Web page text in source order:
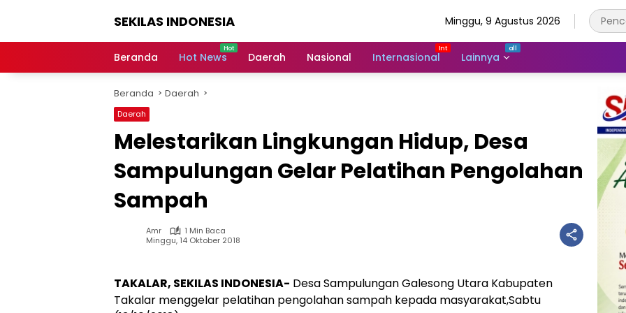
SEKILAS INDONESIA
Terkini,
Latest
World,
Headlines,
News
Minggu, 9 Agustus 2026
Beranda Hot News Daerah Nasional Internasional Lainnya
Beranda Daerah
Daerah
Melestarikan Lingkungan Hidup, Desa
Sampulungan Gelar Pelatihan Pengolahan
Sampah
Amr
1 Min Baca
Minggu, 14 Oktober 2018
TAKALAR, SEKILAS INDONESIA- Desa Sampulungan Galesong Utara Kabupaten
Takalar menggelar pelatihan pengolahan sampah kepada masyarakat,Sabtu